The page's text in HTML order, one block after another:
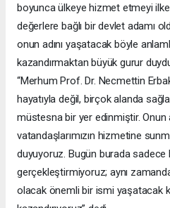
boyunca ülkeye hizmet etmeyi
değerlere bağlı bir devlet adamı
onun adını yaşatacak böyle
kazandırmaktan büyük gurur
“Merhum Prof. Dr. Necmettin
hayatıyla değil, birçok alanda
müstesna bir yer edinmiştir. Onun
vatandaşlarımızın hizmetine
duyuyoruz. Bugün burada sadece
gerçekleştirmiyoruz; aynı
olacak önemli bir ismi yaşatacak